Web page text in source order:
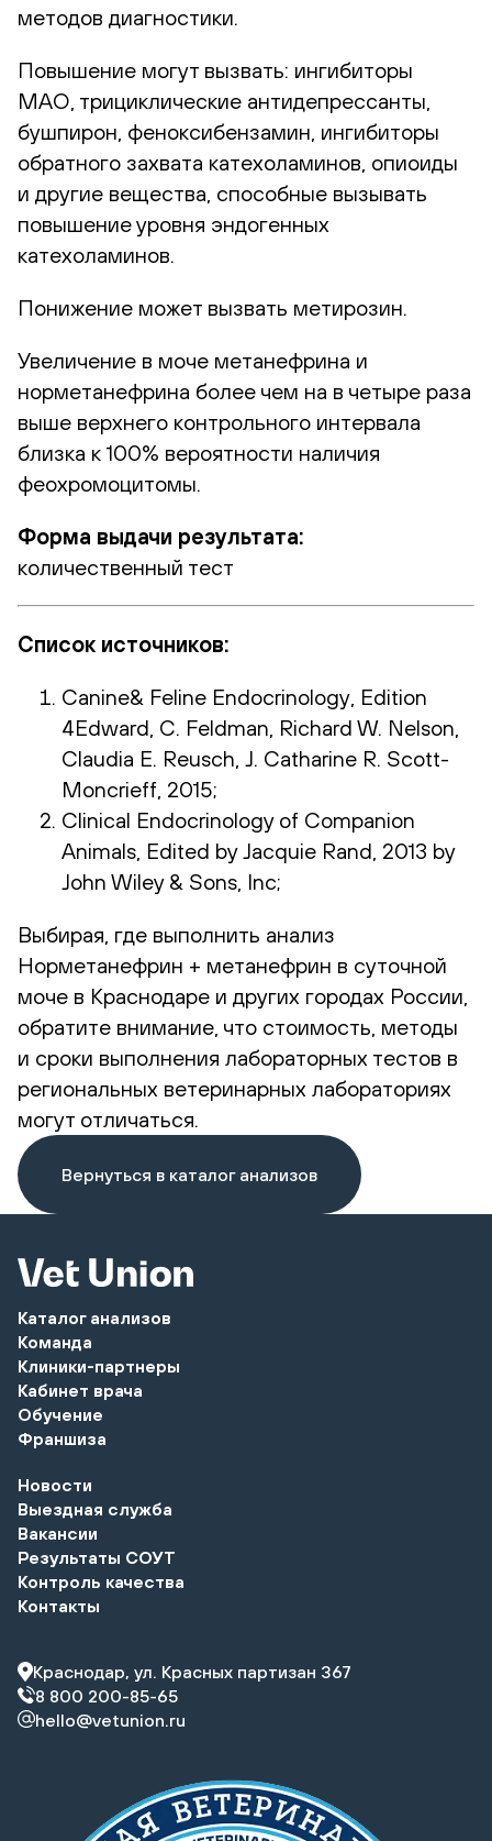
методов диагностики.
Повышение могут вызвать: ингибиторы
МАО, трициклические антидепрессанты,
бушпирон, феноксибензамин, ингибиторы
обратного захвата катехоламинов, опиоиды
и другие вещества, способные вызывать
повышение уровня эндогенных
катехоламинов.
Понижение может вызвать метирозин.
Увеличение в моче метанефрина и
норметанефрина более чем на в четыре раза
выше верхнего контрольного интервала
близка к 100% вероятности наличия
феохромоцитомы.
Форма выдачи результата:
количественный тест
Список источников:
Canine& Feline Endocrinology, Edition
4Edward, C. Feldman, Richard W. Nelson,
Claudia E. Reusch, J. Catharine R. Scott-
Moncrieff, 2015;
Сlinical Endocrinology of Companion
Animals, Edited by Jacquie Rand, 2013 by
John Wiley & Sons, Inc;
Выбирая, где выполнить анализ
Норметанефрин + метанефрин в суточной
моче в Краснодаре и других городах России,
обратите внимание, что стоимость, методы
и сроки выполнения лабораторных тестов в
региональных ветеринарных лабораториях
могут отличаться.
Вернуться в каталог анализов
Каталог анализов
Команда
Клиники-партнеры
Кабинет врача
Обучение
Франшиза
Новости
Выездная служба
Вакансии
Результаты СОУТ
Контроль качества
Контакты
Краснодар, ул. Красных партизан 367
8 800 200-85-65
hello@vetunion.ru